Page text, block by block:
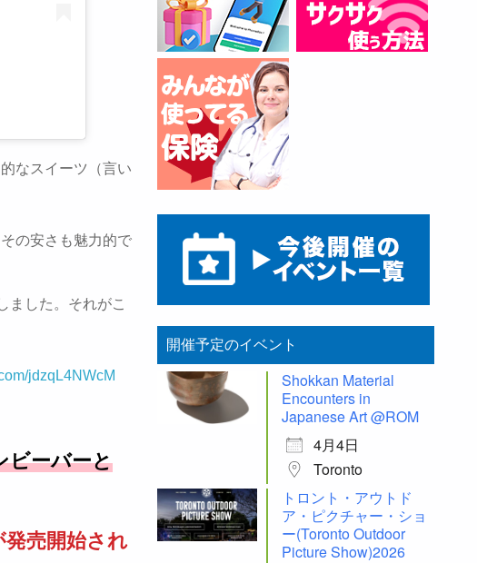
なスイーツ（言い
の安さも魅力的で
ました。それがこ
jdzqL4NWcM
ビーバーと
売開始され
開催予定のイベント
Shokkan Material
Encounters in
Japanese Art @ROM
4月4日
Toronto
トロント・アウトド
ア・ピクチャー・ショ
ー(Toronto Outdoor
Picture Show)2026